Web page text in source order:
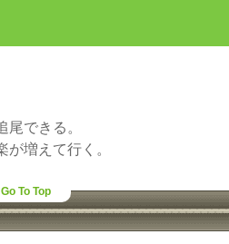
できる。
増えて行く。
Go To Top